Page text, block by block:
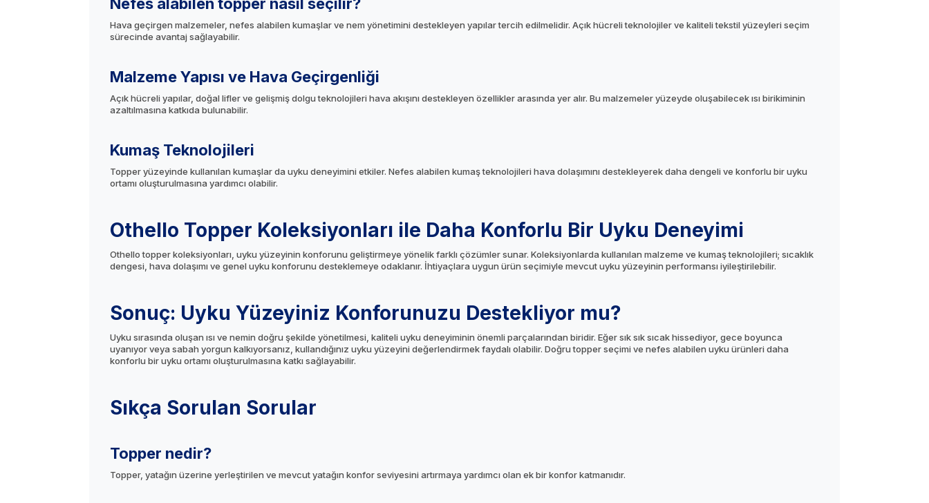
Hava geçirgen malzemeler, nefes alabilen kumaşlar ve nem yönetimini destekleyen yapılar tercih edilmelidir. Açık hücreli teknolojiler ve kaliteli tekstil yüzeyleri seçim
sürecinde avantaj sağlayabilir.
Malzeme Yapısı ve Hava Geçirgenliği
Açık hücreli yapılar, doğal lifler ve gelişmiş dolgu teknolojileri hava akışını destekleyen özellikler arasında yer alır. Bu malzemeler yüzeyde oluşabilecek ısı birikiminin
azaltılmasına katkıda bulunabilir.
Kumaş Teknolojileri
Topper yüzeyinde kullanılan kumaşlar da uyku deneyimini etkiler. Nefes alabilen kumaş teknolojileri hava dolaşımını destekleyerek daha dengeli ve konforlu bir uyku
ortamı oluşturulmasına yardımcı olabilir.
Othello Topper Koleksiyonları ile Daha Konforlu Bir Uyku Deneyimi
Othello topper koleksiyonları, uyku yüzeyinin konforunu geliştirmeye yönelik farklı çözümler sunar. Koleksiyonlarda kullanılan malzeme ve kumaş teknolojileri; sıcaklık
dengesi, hava dolaşımı ve genel uyku konforunu desteklemeye odaklanır. İhtiyaçlara uygun ürün seçimiyle mevcut uyku yüzeyinin performansı iyileştirilebilir.
Sonuç: Uyku Yüzeyiniz Konforunuzu Destekliyor mu?
Uyku sırasında oluşan ısı ve nemin doğru şekilde yönetilmesi, kaliteli uyku deneyiminin önemli parçalarından biridir. Eğer sık sık sıcak hissediyor, gece boyunca
uyanıyor veya sabah yorgun kalkıyorsanız, kullandığınız uyku yüzeyini değerlendirmek faydalı olabilir. Doğru topper seçimi ve nefes alabilen uyku ürünleri daha
konforlu bir uyku ortamı oluşturulmasına katkı sağlayabilir.
Sıkça Sorulan Sorular
Topper nedir?
Topper, yatağın üzerine yerleştirilen ve mevcut yatağın konfor seviyesini artırmaya yardımcı olan ek bir konfor katmanıdır.